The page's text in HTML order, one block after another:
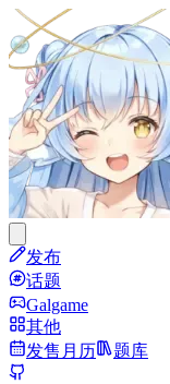
发布
话题
Galgame
其他
发售月历
题库